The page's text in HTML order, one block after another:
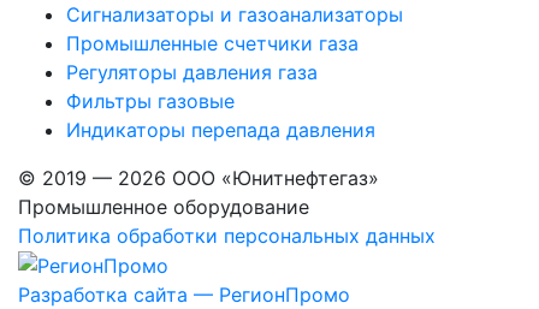
Сигнализаторы и газоанализаторы
Промышленные счетчики газа
Регуляторы давления газа
Фильтры газовые
Индикаторы перепада давления
© 2019 — 2026 ООО «Юнитнефтегаз»
Промышленное оборудование
Политика обработки персональных данных
Разработка сайта — РегионПромо